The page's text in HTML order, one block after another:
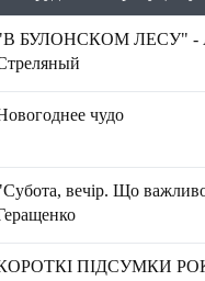
БУЛОНСКОМ ЛЕСУ" -
чудо
вечір. Що
ПІДСУМКИ